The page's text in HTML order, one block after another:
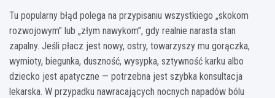
Tu popularny błąd polega na przypisaniu wszystkiego „skokom
rozwojowym” lub „złym nawykom”, gdy realnie narasta stan
zapalny. Jeśli płacz jest nowy, ostry, towarzyszy mu gorączka,
wymioty, biegunka, duszność, wysypka, sztywność karku albo
dziecko jest apatyczne — potrzebna jest szybka konsultacja
lekarska. W przypadku nawracających nocnych napadów bólu